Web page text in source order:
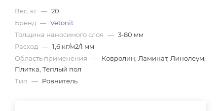
Вес, кг — 20
Бренд — Vetonit
Толщина наносимого слоя — 3-80 мм
Расход — 1,6 кг/м2/1 мм
Область применения — Ковролин, Ламинат, Линолеум,
Плитка, Теплый пол
Тип — Ровнитель